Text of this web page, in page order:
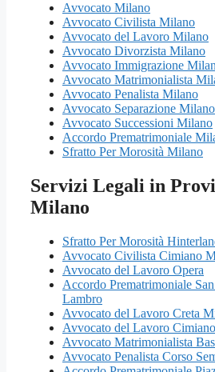
Avvocato Milano
Avvocato Civilista Milano
Avvocato del Lavoro Milano
Avvocato Divorzista Milano
Avvocato Immigrazione
Avvocato Matrimonialista
Avvocato Penalista Milano
Avvocato Separazione Milano
Avvocato Successioni Milano
Accordo Prematrimoniale
Sfratto Per Morosità Milano
Servizi Legali in
Milano
Sfratto Per Morosità
Avvocato Civilista Cimiano
Avvocato del Lavoro Opera
Accordo Prematrimoniale
Lambro
Avvocato del Lavoro Creta
Avvocato del Lavoro
Avvocato Matrimonialista
Avvocato Penalista Corso